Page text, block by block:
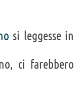
si leggesse in
ci farebbero